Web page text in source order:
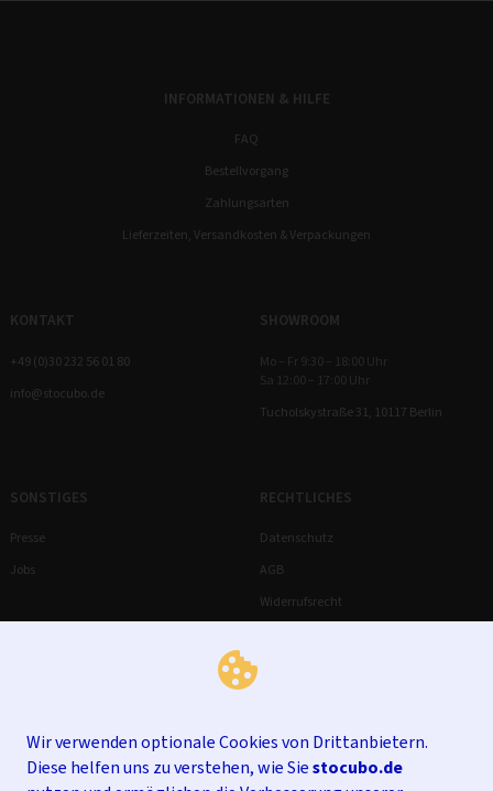
Wir verwenden optionale Cookies von Drittanbietern.
Diese helfen uns zu verstehen, wie Siestocubo.de
INFORMATIONEN & HILFE
FAQ
Bestellvorgang
Zahlungsarten
Lieferzeiten, Versandkosten & Verpackungen
KONTAKT
+49 (0)30 232 56 01 80
info@stocubo.de
SHOWROOM
Mo – Fr 9:30 – 18:00 Uhr
Sa 12:00 – 17:00 Uhr
Tucholskystraße 31, 10117 Berlin
SONSTIGES
Presse
Jobs
RECHTLICHES
Datenschutz
AGB
Widerrufsrecht